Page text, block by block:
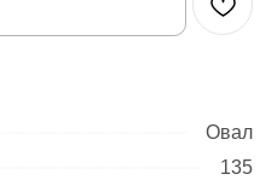
Овал
135